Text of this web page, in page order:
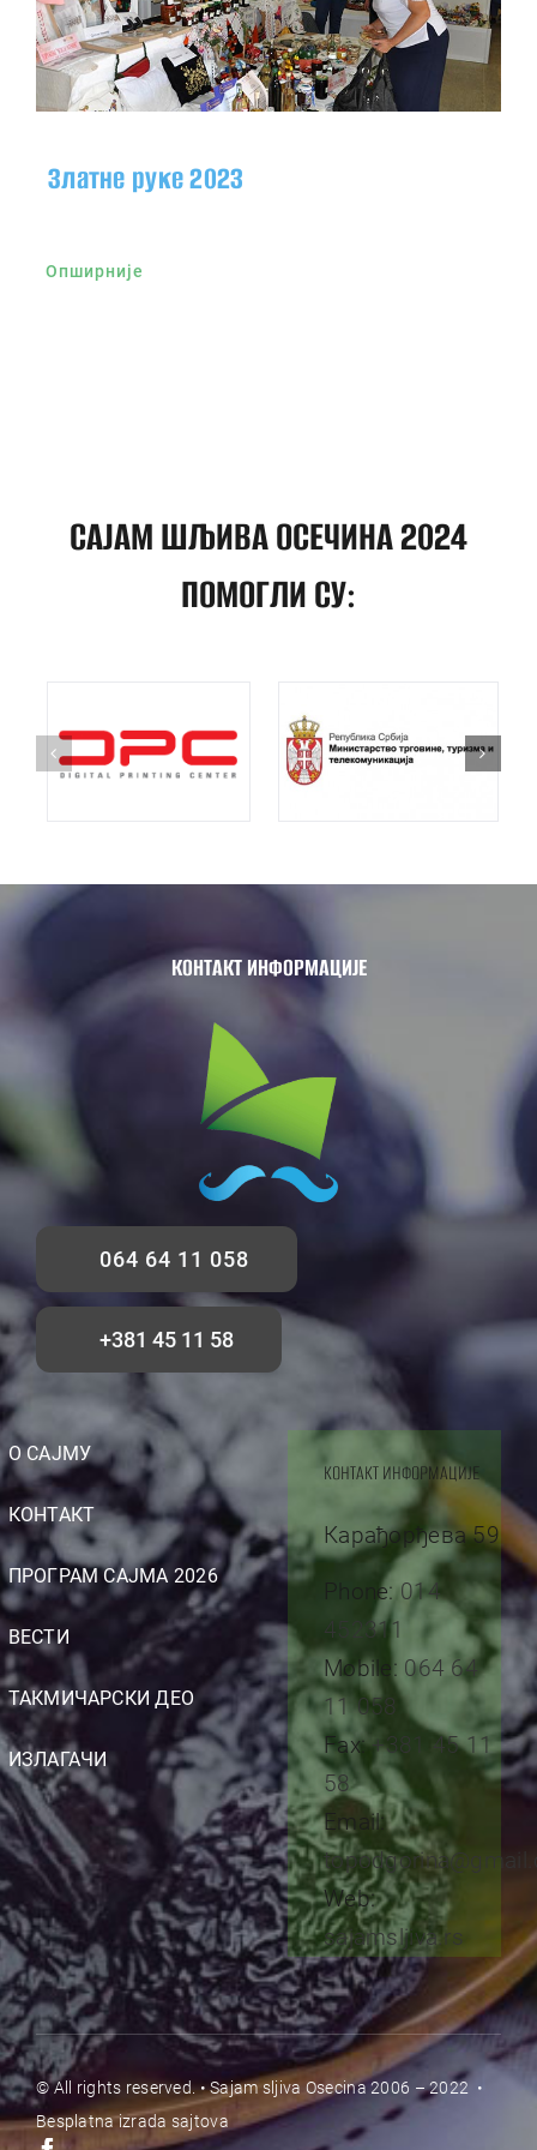
Златне руке 2023
Опширније
САЈАМ ШЉИВА ОСЕЧИНА 2024
ПОМОГЛИ СУ:
КОНТАКТ ИНФОРМАЦИЈЕ
064 64 11 058
+381 45 11 58
О САЈМУ
КОНТАКТ
ПРОГРАМ САЈМА 2026
ВЕСТИ
ТАКМИЧАРСКИ ДЕО
ИЗЛАГАЧИ
КОНТАКТ ИНФОРМАЦИЈЕ
Карађорђева 59
Phone:014
452311
Mobile: 064 64
11 058
Fax:+381 45 11
58
Email:
Web:
sajamsljiva.rs
© All rights reserved. • Sajam sljiva Osecina 2006 – 2022 •
Besplatnaizrada sajtova